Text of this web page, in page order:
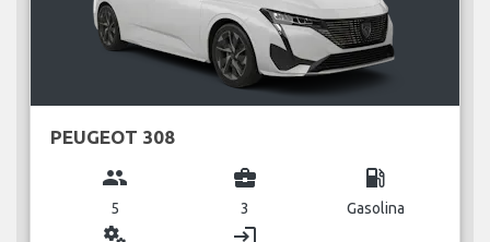
PEUGEOT 308
group
5
business_center
3
local_gas_station
Gasolina